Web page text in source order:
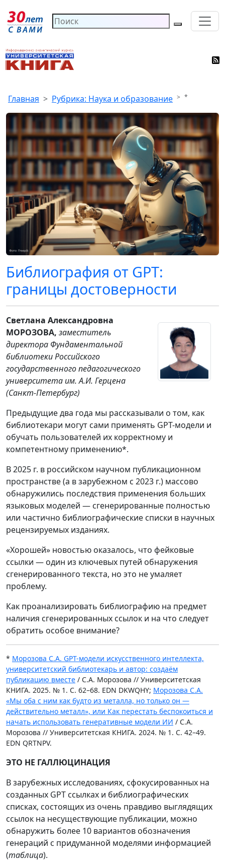
Главная Рубрика: Наука и образование *
Библиография от GPT:
границы достоверности
Светлана Александровна
МОРОЗОВА, заместитель
директора Фундаментальной
библиотеки Российского
государственного педагогического
университета им. А.И. Герцена
(Санкт-Петербург)
Предыдущие два года мы рассказывали о том, как
библиотекари могут сами применять GPT-модели и
обучать пользователей их корректному и
компетентному применению*.
В 2025 г. в российском научном публикационном
пространстве (а в зарубежном с 2023 г.) массово
обнаружились последствия применения больших
языковых моделей — сгенерированные полностью
или частично библиографические списки в научных
рецензируемых изданиях.
«Хорошей» новостью оказалось, что фейковые
ссылки — один из ключевых путей обнаружения
сгенерированного текста, но это не умаляет
проблему.
Как проанализировать библиографию на предмет
наличия сгенерированных ссылок и на что следует
обратить особое внимание?
* Морозова С.А. GPT-модели искусственного интеллекта,
университетский библиотекарь и автор: создаём
публикацию вместе / С.А. Морозова // Университетская
КНИГА. 2025. № 1. С. 62–68. EDN DKWQHY; Морозова С.А.
«Мы оба с ним как будто из металла, но только он —
действительно металл», или Как перестать беспокоиться и
начать использовать генеративные модели ИИ / С.А.
Морозова // Университетская КНИГА. 2024. № 1. С. 42–49.
EDN QRTNPV.
ЭТО НЕ ГАЛЛЮЦИНАЦИЯ
В зарубежных исследованиях, сфокусированных на
созданных GPT ссылках и библиографических
списках, состоящих из очень правдиво выглядящих
ссылок на несуществующие публикации, можно
обнаружить более 10 вариантов обозначения
генераций с придуманной моделями информацией
(таблица).